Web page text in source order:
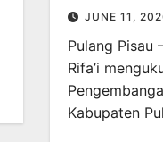
JUNE 11,
Pulang Pisau
Rifa’i
Kabupaten